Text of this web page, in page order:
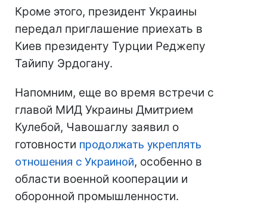
Кроме этого, президент Украины
передал приглашение приехать в
Киев президенту Турции Реджепу
Тайипу Эрдогану.
Напомним, еще во время встречи с
главой МИД Украины Дмитрием
Кулебой, Чавошаглу заявил о
готовности продолжать укреплять
отношения с Украиной, особенно в
области военной кооперации и
оборонной промышленности.